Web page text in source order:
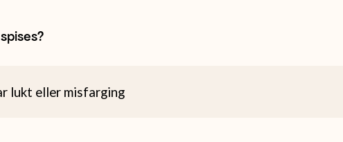
lukt eller misfarging